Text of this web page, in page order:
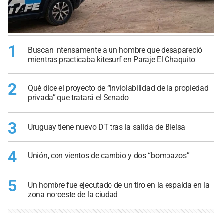
1
Buscan intensamente a un hombre que desapareció
mientras practicaba kitesurf en Paraje El Chaquito
2
Qué dice el proyecto de “inviolabilidad de la propiedad
privada” que tratará el Senado
3 Uruguay tiene nuevo DT tras la salida de Bielsa
4 Unión, con vientos de cambio y dos “bombazos”
5
Un hombre fue ejecutado de un tiro en la espalda en la
zona noroeste de la ciudad